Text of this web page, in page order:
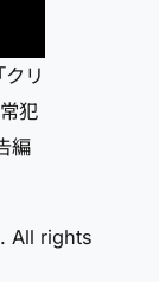
リ
犯
編
All rights